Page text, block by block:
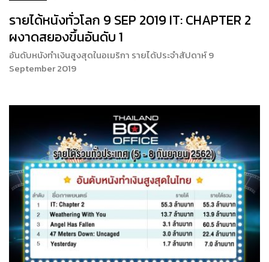
รายได้หนังทั่วโลก 9 SEP 2019 IT: CHAPTER 2
ผงาดสยองขึ้นอันดับ 1
อันดับหนังทำเงินสูงสุดในอเมริกา รายได้ประจำสัปดาห์ 9
September 2019